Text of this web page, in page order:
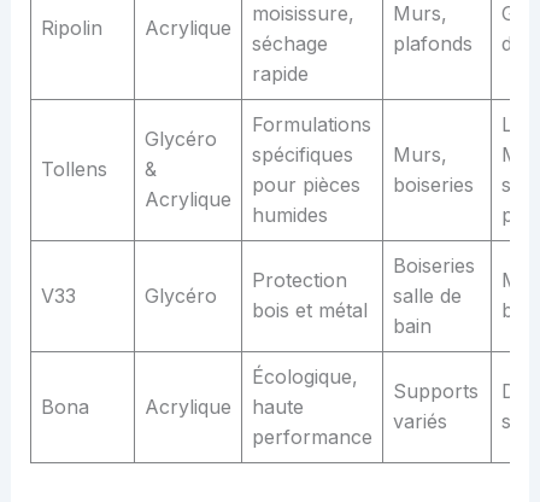
Ripolin Acrylique
moisissure,
séchage
rapide
Murs,
plafonds
Tollens
Glycéro
&
Acrylique
Formulations
spécifiques
pour pièces
humides
Murs,
boiseries
V33 Glycéro
Protection
bois et métal
Boiseries
salle de
bain
Bona Acrylique
Écologique,
haute
performance
Supports
variés